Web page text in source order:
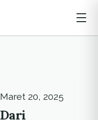
Maret 20, 2025
Dari